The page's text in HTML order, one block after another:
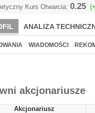
Kurs Otwarcia: 0.25
ANALIZA
WIADOMOŚCI
akcjonariusze
Akcjonariusz